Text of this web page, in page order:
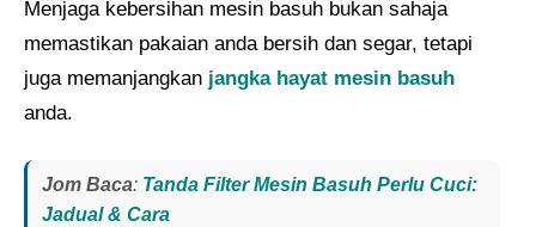
Menjaga kebersihan mesin basuh bukan sahaja
memastikan pakaian anda bersih dan segar, tetapi
juga memanjangkan jangka hayat mesin basuh
anda.
Jom Baca: Tanda Filter Mesin Basuh Perlu Cuci:
Jadual & Cara